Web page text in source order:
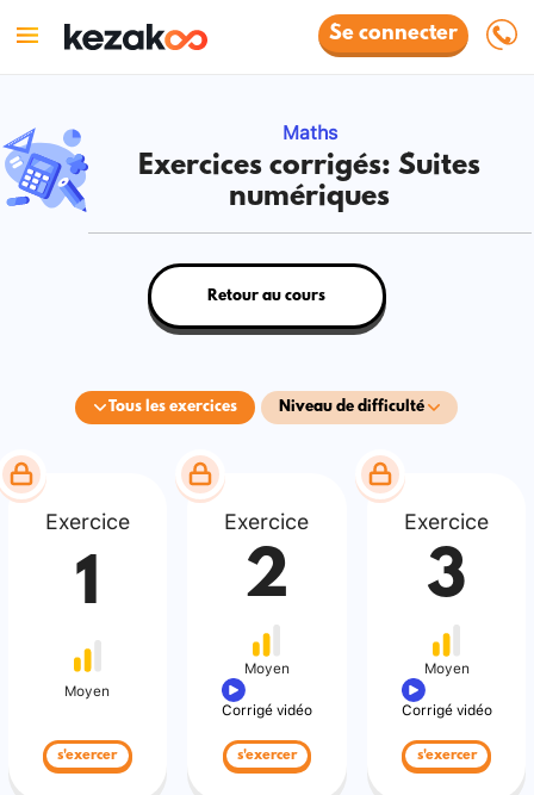
Se connecter
Maths
Exercices corrigés: Suites
numériques
Tous les exercices Niveau de difficulté
Retour au cours
Exercice
1
Moyen
s'exercer
Exercice
2
Moyen
Corrigé vidéo
s'exercer
Exercice
3
Moyen
Corrigé vidéo
s'exercer